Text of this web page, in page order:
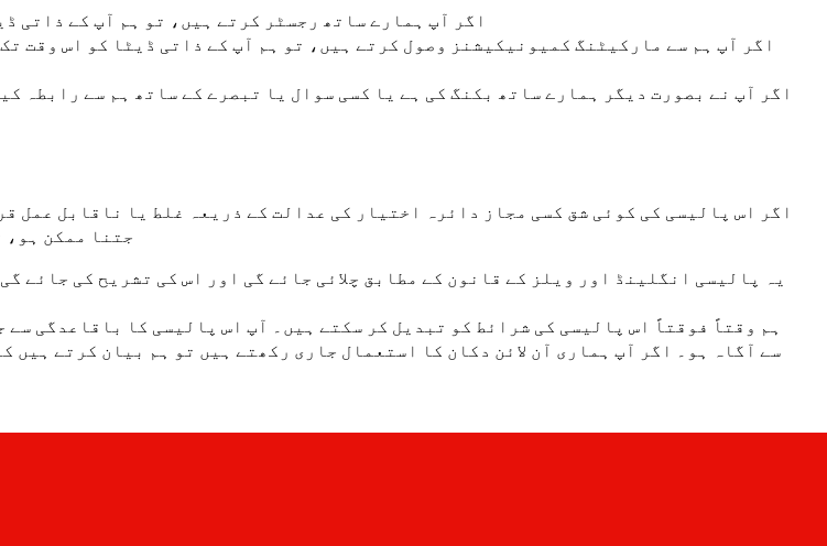
اگر آپ ہمارے ساتھ رجسٹر کرتے ہیں، تو ہم آپ کے ذاتی
اگر آپ ہم سے مارکیٹنگ کمیونیکیشنز وصول کرتے ہیں، تو ہم آپ کے ذاتی ڈیٹا کو اس وقت
اگر اس پالیسی کی کوئی شق کسی مجاز دائرہ اختیار کی عدالت کے ذریعہ غلط یا ناقابل عمل
جتنا ممکن ہو،
یہ پالیسی انگلینڈ اور ویلز کے قانون کے مطابق چلائی جائے گی اور اس کی تشریح کی
ہم وقتاً فوقتاً اس پالیسی کی شرائط کو تبدیل کر سکتے ہیں۔ آپ اس پالیسی کا باقاعدگی
سے آگاہ ہو۔ اگر آپ ہماری آن لائن دکان کا استعمال جاری رکھتے ہیں تو ہم بیان کرتے